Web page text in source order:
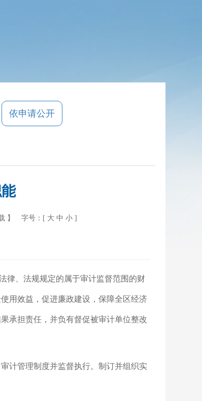
依申请公开
】 字号：[ 大 中 小 ]
律、法规规定的属于审计监督范围的财
用效益，促进廉政建设，保障全区经济
承担责任，并负有督促被审计单位整改
计管理制度并监督执行。制订并组织实